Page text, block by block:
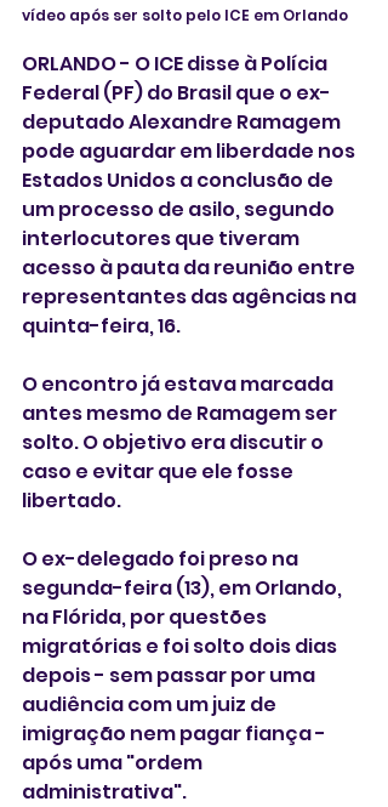
vídeo após ser solto pelo ICE em Orlando
ORLANDO - O ICE disse à Polícia
Federal (PF) do Brasil que o ex-
deputado Alexandre Ramagem
pode aguardar em liberdade nos
Estados Unidos a conclusão de
um processo de asilo, segundo
interlocutores que tiveram
acesso à pauta da reunião entre
representantes das agências na
quinta-feira, 16.
O encontro já estava marcada
antes mesmo de Ramagem ser
solto. O objetivo era discutir o
caso e evitar que ele fosse
libertado.
O ex-delegado foi preso na
segunda-feira (13), em Orlando,
na Flórida, por questões
migratórias e foi solto dois dias
depois - sem passar por uma
audiência com um juiz de
imigração nem pagar fiança -
após uma "ordem
administrativa".